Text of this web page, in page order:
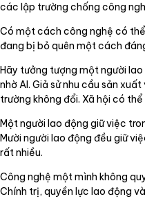
các lập trường chống công
Có một cách công nghệ có
đang bị bỏ quên một cách
Hãy tưởng tượng một người
nhờ AI. Giả sử nhu cầu sản
trường không đổi. Xã hội có
Một người lao động giữ việc
Mười người lao động đều giữ
rất nhiều.
Công nghệ một mình không
Chính trị, quyền lực lao động